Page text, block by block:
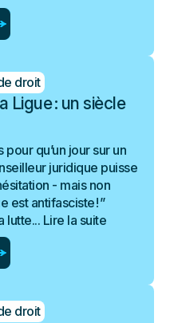
droit
Ligue : un siècle
qu’un jour sur un
juridique puisse
- mais non
est antifasciste ! ”
lutte... Lire la suite
droit